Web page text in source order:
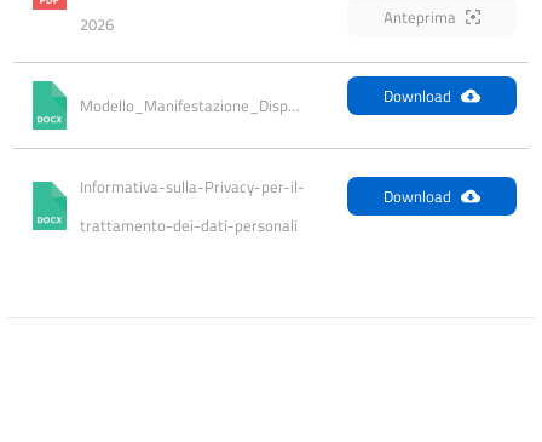
2026
Anteprima
Modello_Manifestazione_Disponibilita Download
Informativa-sulla-Privacy-per-il-
trattamento-dei-dati-personali
Download